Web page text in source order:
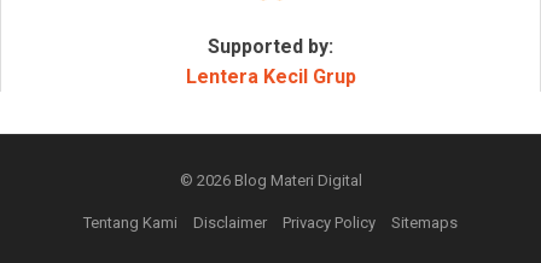
Supported by:
Lentera Kecil Grup
© 2026 Blog Materi Digital
Tentang Kami Disclaimer Privacy Policy Sitemaps